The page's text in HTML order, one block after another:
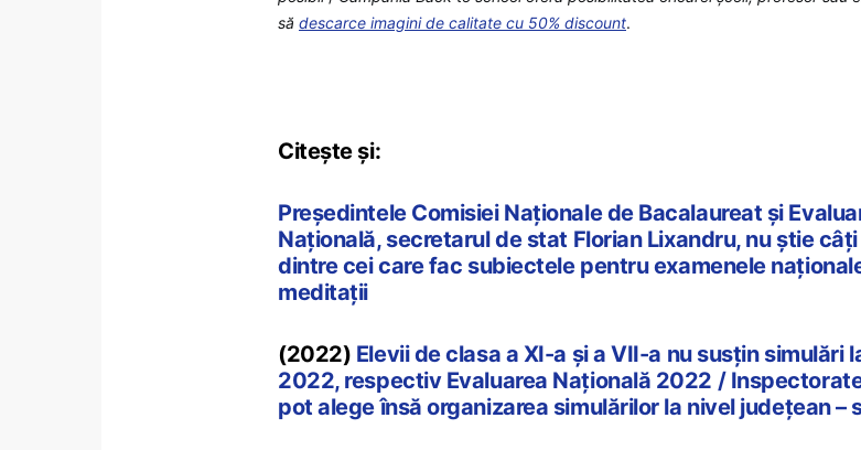
să descarce imagini de calitate cu 50% discount.
Citește și:
Președintele Comisiei Naționale de Bacalaureat și
Națională, secretarul de stat Florian Lixandru, nu știe
dintre cei care fac subiectele pentru examenele
meditații
(2022) Elevii de clasa a XI-a și a VII-a nu susțin simulări
2022, respectiv Evaluarea Națională 2022 /
pot alege însă organizarea simulărilor la nivel județean –